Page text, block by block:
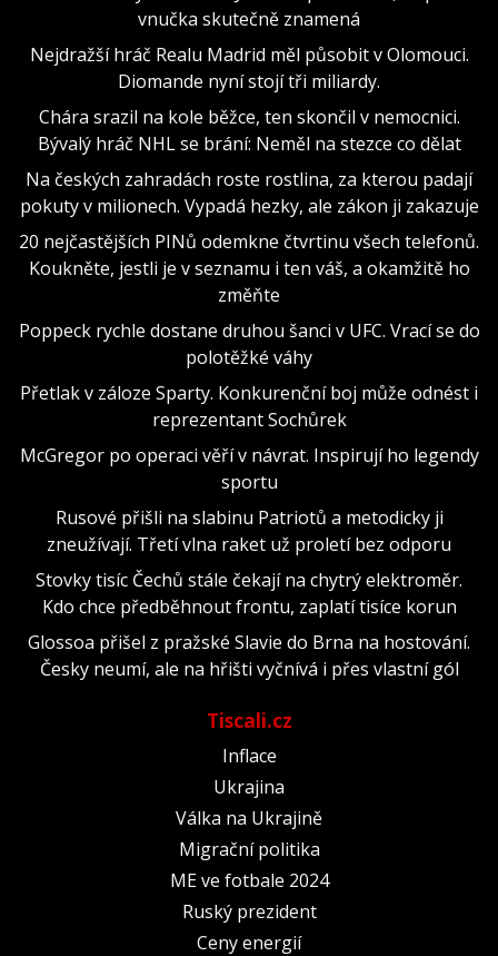
vnučka skutečně znamená
Nejdražší hráč Realu Madrid měl působit v Olomouci.
Diomande nyní stojí tři miliardy.
Chára srazil na kole běžce, ten skončil v nemocnici.
Bývalý hráč NHL se brání: Neměl na stezce co dělat
Na českých zahradách roste rostlina, za kterou padají
pokuty v milionech. Vypadá hezky, ale zákon ji zakazuje
20 nejčastějších PINů odemkne čtvrtinu všech telefonů.
Koukněte, jestli je v seznamu i ten váš, a okamžitě ho
změňte
Poppeck rychle dostane druhou šanci v UFC. Vrací se do
polotěžké váhy
Přetlak v záloze Sparty. Konkurenční boj může odnést i
reprezentant Sochůrek
McGregor po operaci věří v návrat. Inspirují ho legendy
sportu
Rusové přišli na slabinu Patriotů a metodicky ji
zneužívají. Třetí vlna raket už proletí bez odporu
Stovky tisíc Čechů stále čekají na chytrý elektroměr.
Kdo chce předběhnout frontu, zaplatí tisíce korun
Glossoa přišel z pražské Slavie do Brna na hostování.
Česky neumí, ale na hřišti vyčnívá i přes vlastní gól
Tiscali.cz
Inflace
Ukrajina
Válka na Ukrajině
Migrační politika
ME ve fotbale 2024
Ruský prezident
Ceny energií